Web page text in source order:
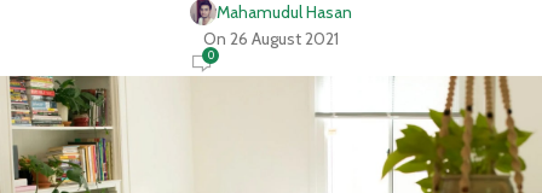
Mahamudul Hasan
On 26 August 2021
0